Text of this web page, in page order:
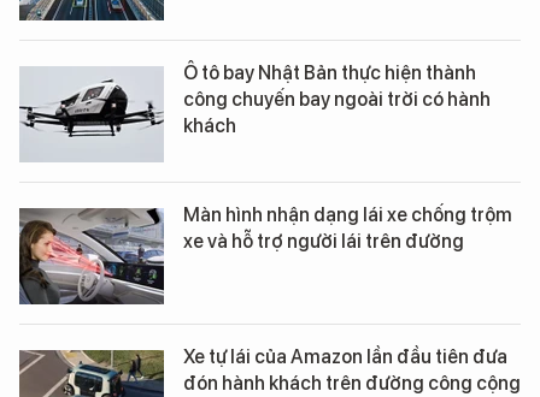
Ô tô bay Nhật Bản thực hiện thành
công chuyến bay ngoài trời có hành
khách
Màn hình nhận dạng lái xe chống trộm
xe và hỗ trợ người lái trên đường
Xe tự lái của Amazon lần đầu tiên đưa
đón hành khách trên đường công cộng